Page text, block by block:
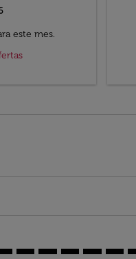
este mes.
offers-disclaimer.
view-offers-disclaimer.
cmp-view-offers-
cmp-view-offers-
DXB–BNA: cmp-view-
DXB–BNA: cmp-view-
DXB–BNA: cmp-
DXB–BNA: